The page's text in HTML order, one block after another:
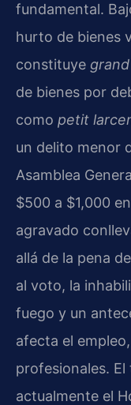
fundamental.
hurto de bienes
constituye
de bienes por
como petit
un delito menor
Asamblea
$500 a $1,000
agravado
allá de la pena
al voto, la
fuego y un
afecta el
profesionales.
actualmente el